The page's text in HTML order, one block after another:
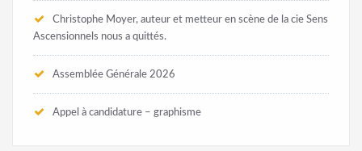
Christophe Moyer, auteur et metteur en scène de la cie Sens
Ascensionnels nous a quittés.
Assemblée Générale 2026
Appel à candidature – graphisme